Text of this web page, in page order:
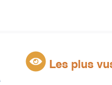
Les plus